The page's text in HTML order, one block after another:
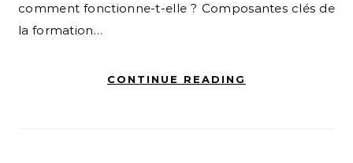
comment fonctionne-t-elle ? Composantes clés de
la formation…
CONTINUE READING